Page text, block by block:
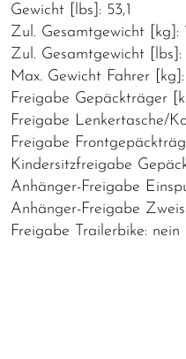
Gewicht [lbs]: 53,1
Zul. Gesamtgewicht [kg]:
Zul. Gesamtgewicht [lbs]:
Max. Gewicht Fahrer [kg]:
Freigabe Gepäckträger
Freigabe Lenkertasche/
Freigabe
Kindersitzfreigabe
Anhänger-Freigabe
Anhänger-Freigabe
Freigabe Trailerbike: nein